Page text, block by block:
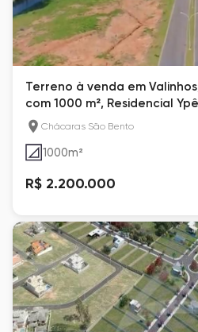
Terreno à venda em
com 1000 m², Residencial
Chácaras São Bento
1000m²
R$ 2.200.000